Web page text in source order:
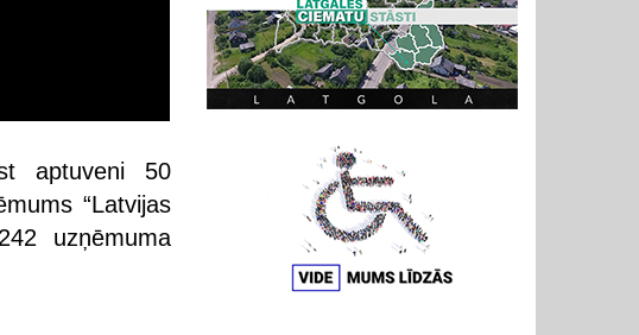
aptuveni 50
“Latvijas
uzņēmuma